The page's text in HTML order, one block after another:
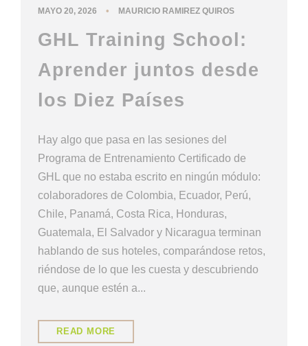
MAYO 20, 2026 • MAURICIO RAMIREZ QUIROS
GHL Training School:
Aprender juntos desde
los Diez Países
Hay algo que pasa en las sesiones del
Programa de Entrenamiento Certificado de
GHL que no estaba escrito en ningún módulo:
colaboradores de Colombia, Ecuador, Perú,
Chile, Panamá, Costa Rica, Honduras,
Guatemala, El Salvador y Nicaragua terminan
hablando de sus hoteles, comparándose retos,
riéndose de lo que les cuesta y descubriendo
que, aunque estén a...
READ MORE